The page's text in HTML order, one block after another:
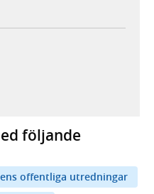
extern webbplats,
webbplats,
extern webbplats,
följande
offentliga utredningar